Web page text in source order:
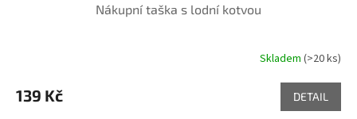
Nákupní taška s lodní kotvou
Skladem (>20 ks)
139 Kč DETAIL